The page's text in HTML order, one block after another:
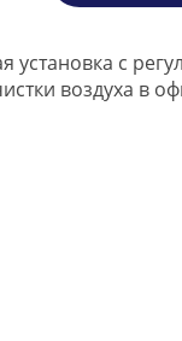
установка с
воздуха в